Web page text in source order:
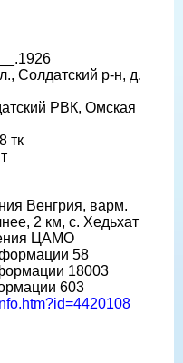
Солдатский р-н, д.
РВК, Омская
тк
Венгрия, варм.
2 км, с. Хедьхат
ЦАМО
58
18003
603